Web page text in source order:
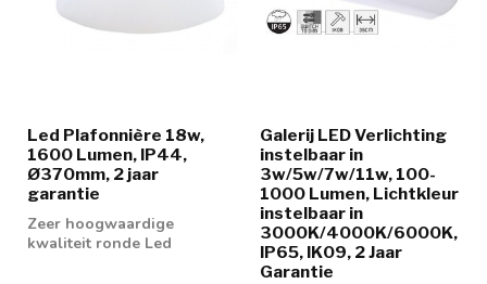
Led Plafonnière 18w,
1600 Lumen, IP44,
Ø370mm, 2 jaar
garantie
Zeer hoogwaardige
kwaliteit ronde Led
Galerij LED Verlichting
instelbaar in
3w/5w/7w/11w, 100-
1000 Lumen, Lichtkleur
instelbaar in
3000K/4000K/6000K,
IP65, IK09, 2 Jaar
Garantie